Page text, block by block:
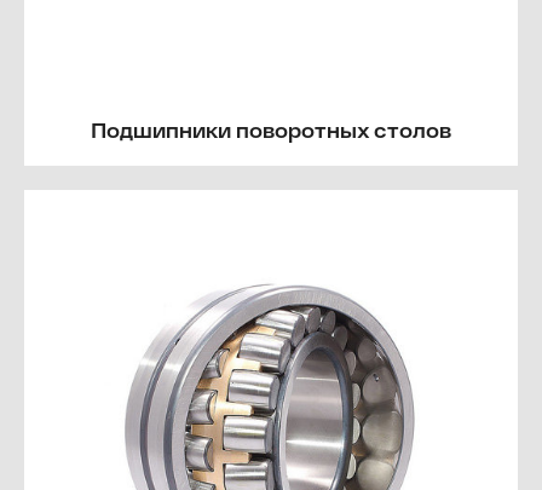
Подшипники поворотных столов